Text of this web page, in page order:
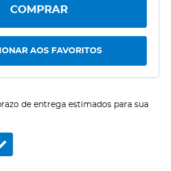
COMPRAR
AOS FAVORITOS
de entrega estimados para sua